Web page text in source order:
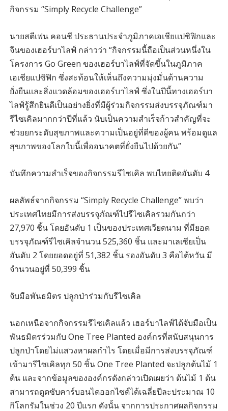
กิจกรรม “Simply Recycle Challenge”
นายสตีเฟน คอนชี ประธานประจำภูมิภาคเอเชียแปซิฟิกและ
จีนของเฮอร์บาไลฟ์ กล่าวว่า “กิจกรรมนี้ถือเป็นส่วนหนึ่งใน
โครงการ Go Green ของเฮอร์บาไลฟ์ที่จัดขึ้นในภูมิภาค
เอเชียแปซิฟิก ซึ่งสะท้อนให้เห็นถึงความมุ่งมั่นด้านความ
ยั่งยืนและสิ่งแวดล้อมของเฮอร์บาไลฟ์ ซึ่งในปีนี้ทางเฮอร์บา
ไลฟ์รู้สึกยินดีเป็นอย่างยิ่งที่มีผู้ร่วมกิจกรรมส่งบรรจุภัณฑ์มา
รีไซเคิลมากกว่าปีที่แล้ว นับเป็นความสำเร็จก้าวสำคัญที่จะ
ช่วยยกระดับสุขภาพและความเป็นอยู่ที่ดีของผู้คน พร้อมดูแล
สุขภาพของโลกใบนี้เพื่ออนาคตที่ยั่งยืนไปด้วยกัน”
บันทึกความสำเร็จของกิจกรรมรีไซเคิล พบไทยติดอันดับ 4
ผลลัพธ์จากกิจกรรม “Simply Recycle Challenge” พบว่า
ประเทศไทยมีการส่งบรรจุภัณฑ์ไปรีไซเคิลรวมกันกว่า
27,970 ชิ้น โดยอันดับ 1 เป็นของประเทศเวียดนาม ที่มียอด
บรรจุภัณฑ์รีไซเคิลจำนวน 525,360 ชิ้น และมาเลเซียเป็น
อันดับ 2 โดยยอดอยู่ที่ 51,382 ชิ้น รองอันดับ 3 คือไต้หวัน มี
จำนวนอยู่ที่ 50,399 ชิ้น
จับมือพันธมิตร ปลูกป่าร่วมกับรีไซเคิล
นอกเหนือจากกิจกรรมรีไซเคิลแล้ว เฮอร์บาไลฟ์ได้จับมือเป็น
พันธมิตรร่วมกับ One Tree Planted องค์กรที่สนับสนุนการ
ปลูกป่าโดยไม่แสวงหาผลกำไร โดยเมื่อมีการส่งบรรจุภัณฑ์
เข้ามารีไซเคิลทุก 50 ชิ้น One Tree Planted จะปลูกต้นไม้ 1
ต้น และจากข้อมูลขององค์กรดังกล่าวเปิดเผยว่า ต้นไม้ 1 ต้น
สามารถดูดซับคาร์บอนไดออกไซด์ได้เฉลี่ยปีละประมาณ 10
กิโลกรัมในช่วง 20 ปีแรก ดังนั้น จากการประกาศผลกิจกรรม